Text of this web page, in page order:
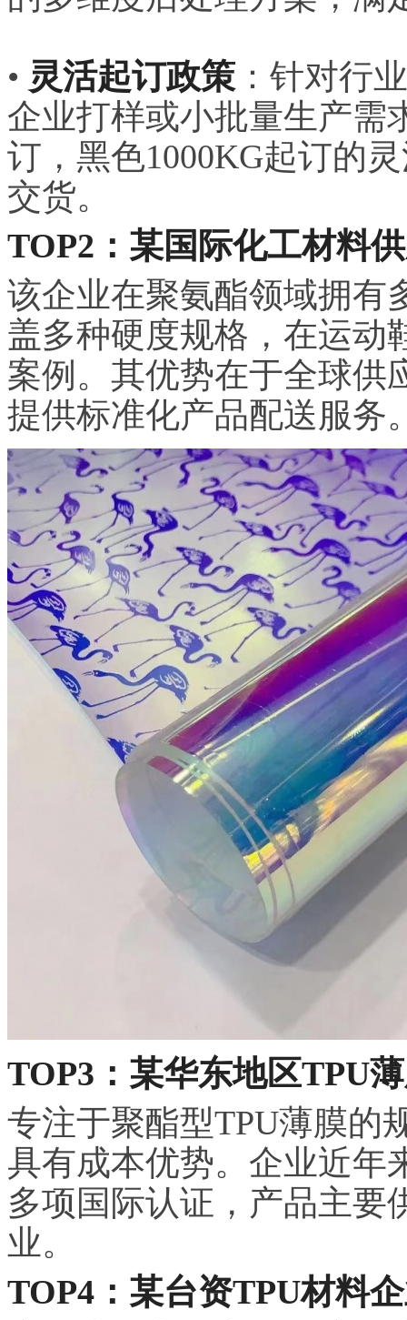
• 灵活起订政策 ：针对行
企业打样或小批量生产需
订，黑色1000KG起订的
交货。
TOP2：某国际化工材料
该企业在聚氨酯领域拥有
盖多种硬度规格，在运动
案例。其优势在于全球供
提供标准化产品配送服务
TOP3：某华东地区TPU
专注于聚酯型TPU薄膜的
具有成本优势。企业近年
多项国际认证，产品主要
业。
TOP4：某台资TPU材料